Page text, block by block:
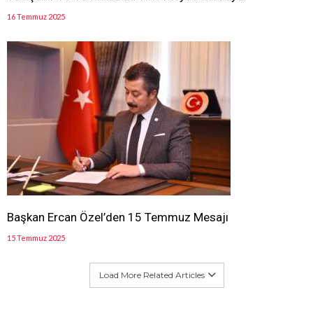
16 Temmuz 2025
Başkan Ercan Özel’den 15 Temmuz Mesajı
15 Temmuz 2025
Load More Related Articles